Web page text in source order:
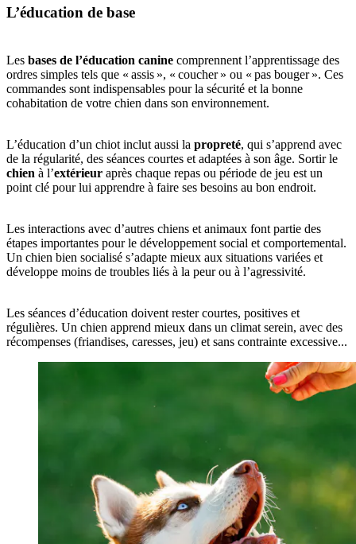
L’éducation de base
Les bases de l’éducation canine comprennent l’apprentissage des
ordres simples tels que « assis », « coucher » ou « pas bouger ». Ces
commandes sont indispensables pour la sécurité et la bonne
cohabitation de votre chien dans son environnement.
L’éducation d’un chiot inclut aussi la propreté, qui s’apprend avec
de la régularité, des séances courtes et adaptées à son âge. Sortir le
chien à l’extérieur après chaque repas ou période de jeu est un
point clé pour lui apprendre à faire ses besoins au bon endroit.
Les interactions avec d’autres chiens et animaux font partie des
étapes importantes pour le développement social et comportemental.
Un chien bien socialisé s’adapte mieux aux situations variées et
développe moins de troubles liés à la peur ou à l’agressivité.
Les séances d’éducation doivent rester courtes, positives et
régulières. Un chien apprend mieux dans un climat serein, avec des
récompenses (friandises, caresses, jeu) et sans contrainte excessive...